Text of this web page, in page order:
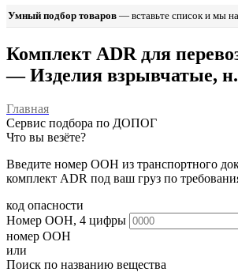
Умный подбор товаров— вставьте список и мы
Комплект ADR для
— Изделия взрывчатые,
Главная
Сервис подбора по ДОПОГ
Что вы везёте?
Введите номер ООН из транспортного
комплект ADR под ваш груз по
код опасности
Номер ООН, 4 цифры
номер ООН
или
Поиск по названию вещества